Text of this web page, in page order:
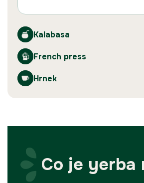
Kalabasa
French press
Hrnek
Co je yerba